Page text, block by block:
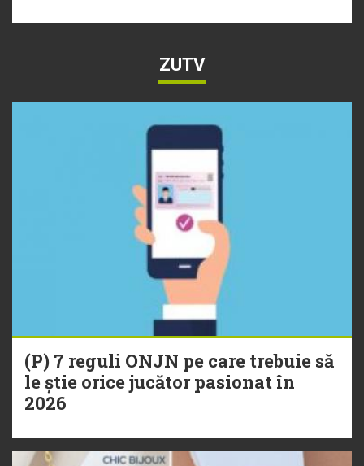
ZUTV
(P) 7 reguli ONJN pe care trebuie să
le știe orice jucător pasionat în
2026